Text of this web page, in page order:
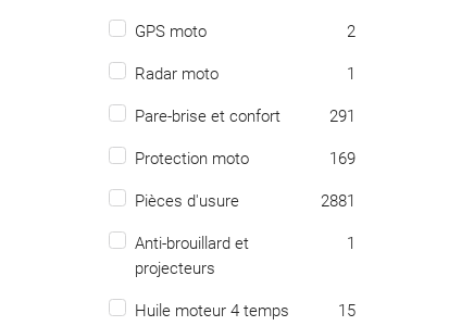
GPS moto 2
Radar moto 1
Pare-brise et confort 291
Protection moto 169
Pièces d'usure 2881
Anti-brouillard et
projecteurs
1
Huile moteur 4 temps 15